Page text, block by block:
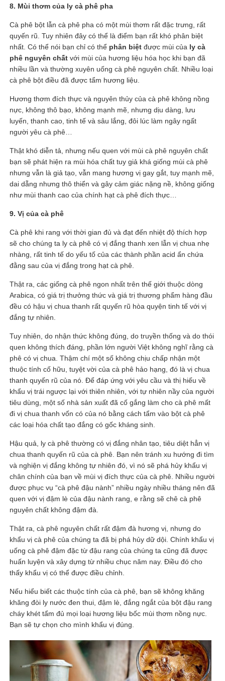
8. Mùi thơm của ly cà phê pha
Cà phê bột lẫn cà phê pha có một mùi thơm rất đặc trưng, rất
quyến rũ. Tuy nhiên đây có thể là điểm bạn rất khó phân biệt
nhất. Có thể nói bạn chỉ có thể phân biệt được mùi của ly cà
phê nguyên chất với mùi của hương liệu hóa học khi bạn đã
nhiều lần và thường xuyên uống cà phê nguyên chất. Nhiều loại
cà phê bột điều đã được tẩm hương liệu.
Hương thơm đích thực và nguyên thủy của cà phê không nồng
nực, không thô bạo, không mạnh mẽ, nhưng dịu dàng, lưu
luyến, thanh cao, tinh tế và sâu lắng, đôi lúc làm ngây ngất
người yêu cà phê…
Thật khó diễn tả, nhưng nếu quen với mùi cà phê nguyên chất
bạn sẽ phát hiện ra mùi hóa chất tuy giả khá giống mùi cà phê
nhưng vẫn là giả tạo, vẫn mang hương vị gay gắt, tuy mạnh mẽ,
dai dẵng nhưng thô thiển và gây cảm giác nặng nề, không giống
như mùi thanh cao của chính hạt cà phê đích thực…
9. Vị của cà phê
Cà phê khi rang với thời gian đủ và đạt đến nhiệt độ thích hợp
sẽ cho chúng ta ly cà phê có vị đắng thanh xen lẫn vị chua nhẹ
nhàng, rất tinh tế do yếu tố của các thành phần acid ẩn chứa
đằng sau của vị đắng trong hạt cà phê.
Thật ra, các giống cà phê ngon nhất trên thế giới thuộc dòng
Arabica, có giá trị thưởng thức và giá trị thương phẩm hàng đầu
đều có hậu vị chua thanh rất quyến rũ hòa quyện tinh tế với vị
đắng tự nhiên.
Tuy nhiên, do nhận thức không đúng, do truyền thống và do thói
quen không thích đáng, phần lớn người Việt không nghĩ rằng cà
phê có vị chua. Thậm chí một số không chịu chấp nhận một
thuộc tính cố hữu, tuyệt vời của cà phê hảo hạng, đó là vị chua
thanh quyến rũ của nó. Để đáp ứng với yêu cầu và thị hiếu về
khẩu vị trái ngược lại với thiên nhiên, với tự nhiên nầy của người
tiêu dùng, một số nhà sản xuất đã cố gắng làm cho cà phê mất
đi vị chua thanh vốn có của nó bằng cách tẩm vào bột cà phê
các loại hóa chất tạo đắng có gốc kháng sinh.
Hậu quả, ly cà phê thường có vị đắng nhân tạo, tiêu diệt hẳn vị
chua thanh quyến rũ của cà phê. Bạn nên tránh xu hướng đi tìm
và nghiện vị đắng không tự nhiên đó, vì nó sẽ phá hủy khẩu vị
chân chính của bạn về mùi vị đích thực của cà phê. Nhiều người
được phục vụ “cà phê đậu nành” nhiều ngày nhiều tháng nên đã
quen với vị đậm lè của đậu nành rang, e rằng sẽ chê cà phê
nguyên chất không đậm đà.
Thật ra, cà phê nguyên chất rất đậm đà hương vị, nhưng do
khẩu vị cà phê của chúng ta đã bị phá hủy dữ dội. Chính khẩu vị
uống cà phê đậm đặc từ đậu rang của chúng ta cũng đã được
huấn luyện và xây dựng từ nhiều chục năm nay. Điều đó cho
thấy khẩu vị có thể được điều chỉnh.
Nếu hiểu biết các thuộc tính của cà phê, bạn sẽ không khăng
khăng đòi ly nước đen thui, đậm lè, đắng ngắt của bột đậu rang
cháy khét tẩm đủ mọi loại hương liệu bốc mùi thơm nồng nực.
Bạn sẽ tự chọn cho mình khẩu vị đúng.